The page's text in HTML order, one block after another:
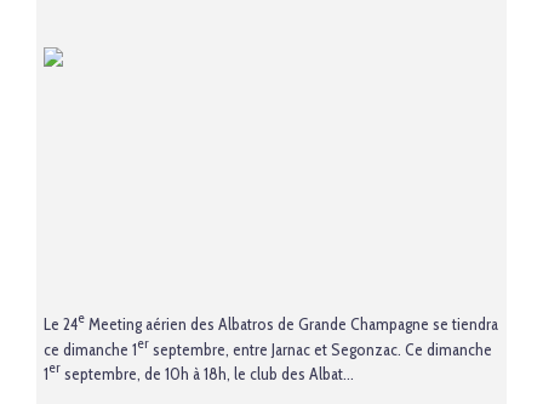
Le 24e Meeting aérien des Albatros de Grande Champagne se tiendra
ce dimanche 1er septembre, entre Jarnac et Segonzac. Ce dimanche
1er septembre, de 10h à 18h, le club des Albat...